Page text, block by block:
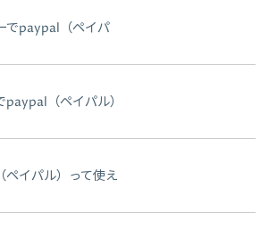
天海の水でpaypal（ペイパル）って使える
2020.12.02
ル）って使えるの？